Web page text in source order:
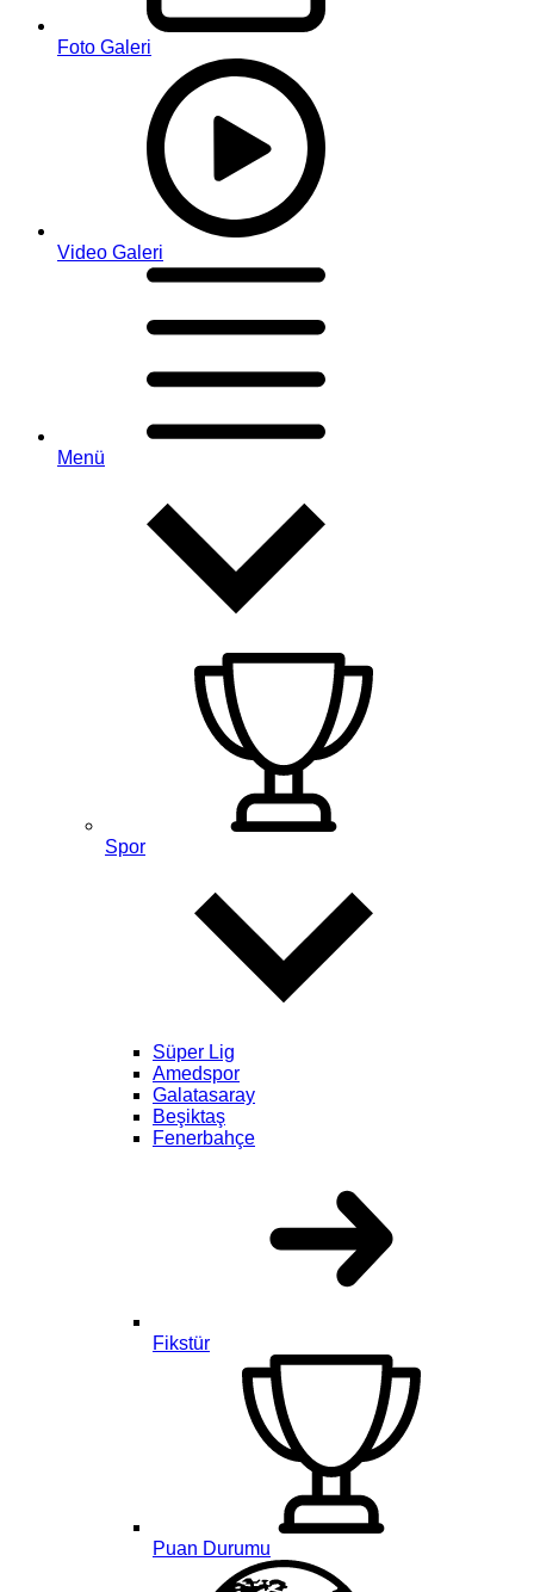
Foto Galeri
Video Galeri
Menü
Spor
Süper Lig
Amedspor
Galatasaray
Beşiktaş
Fenerbahçe
Fikstür
Puan Durumu